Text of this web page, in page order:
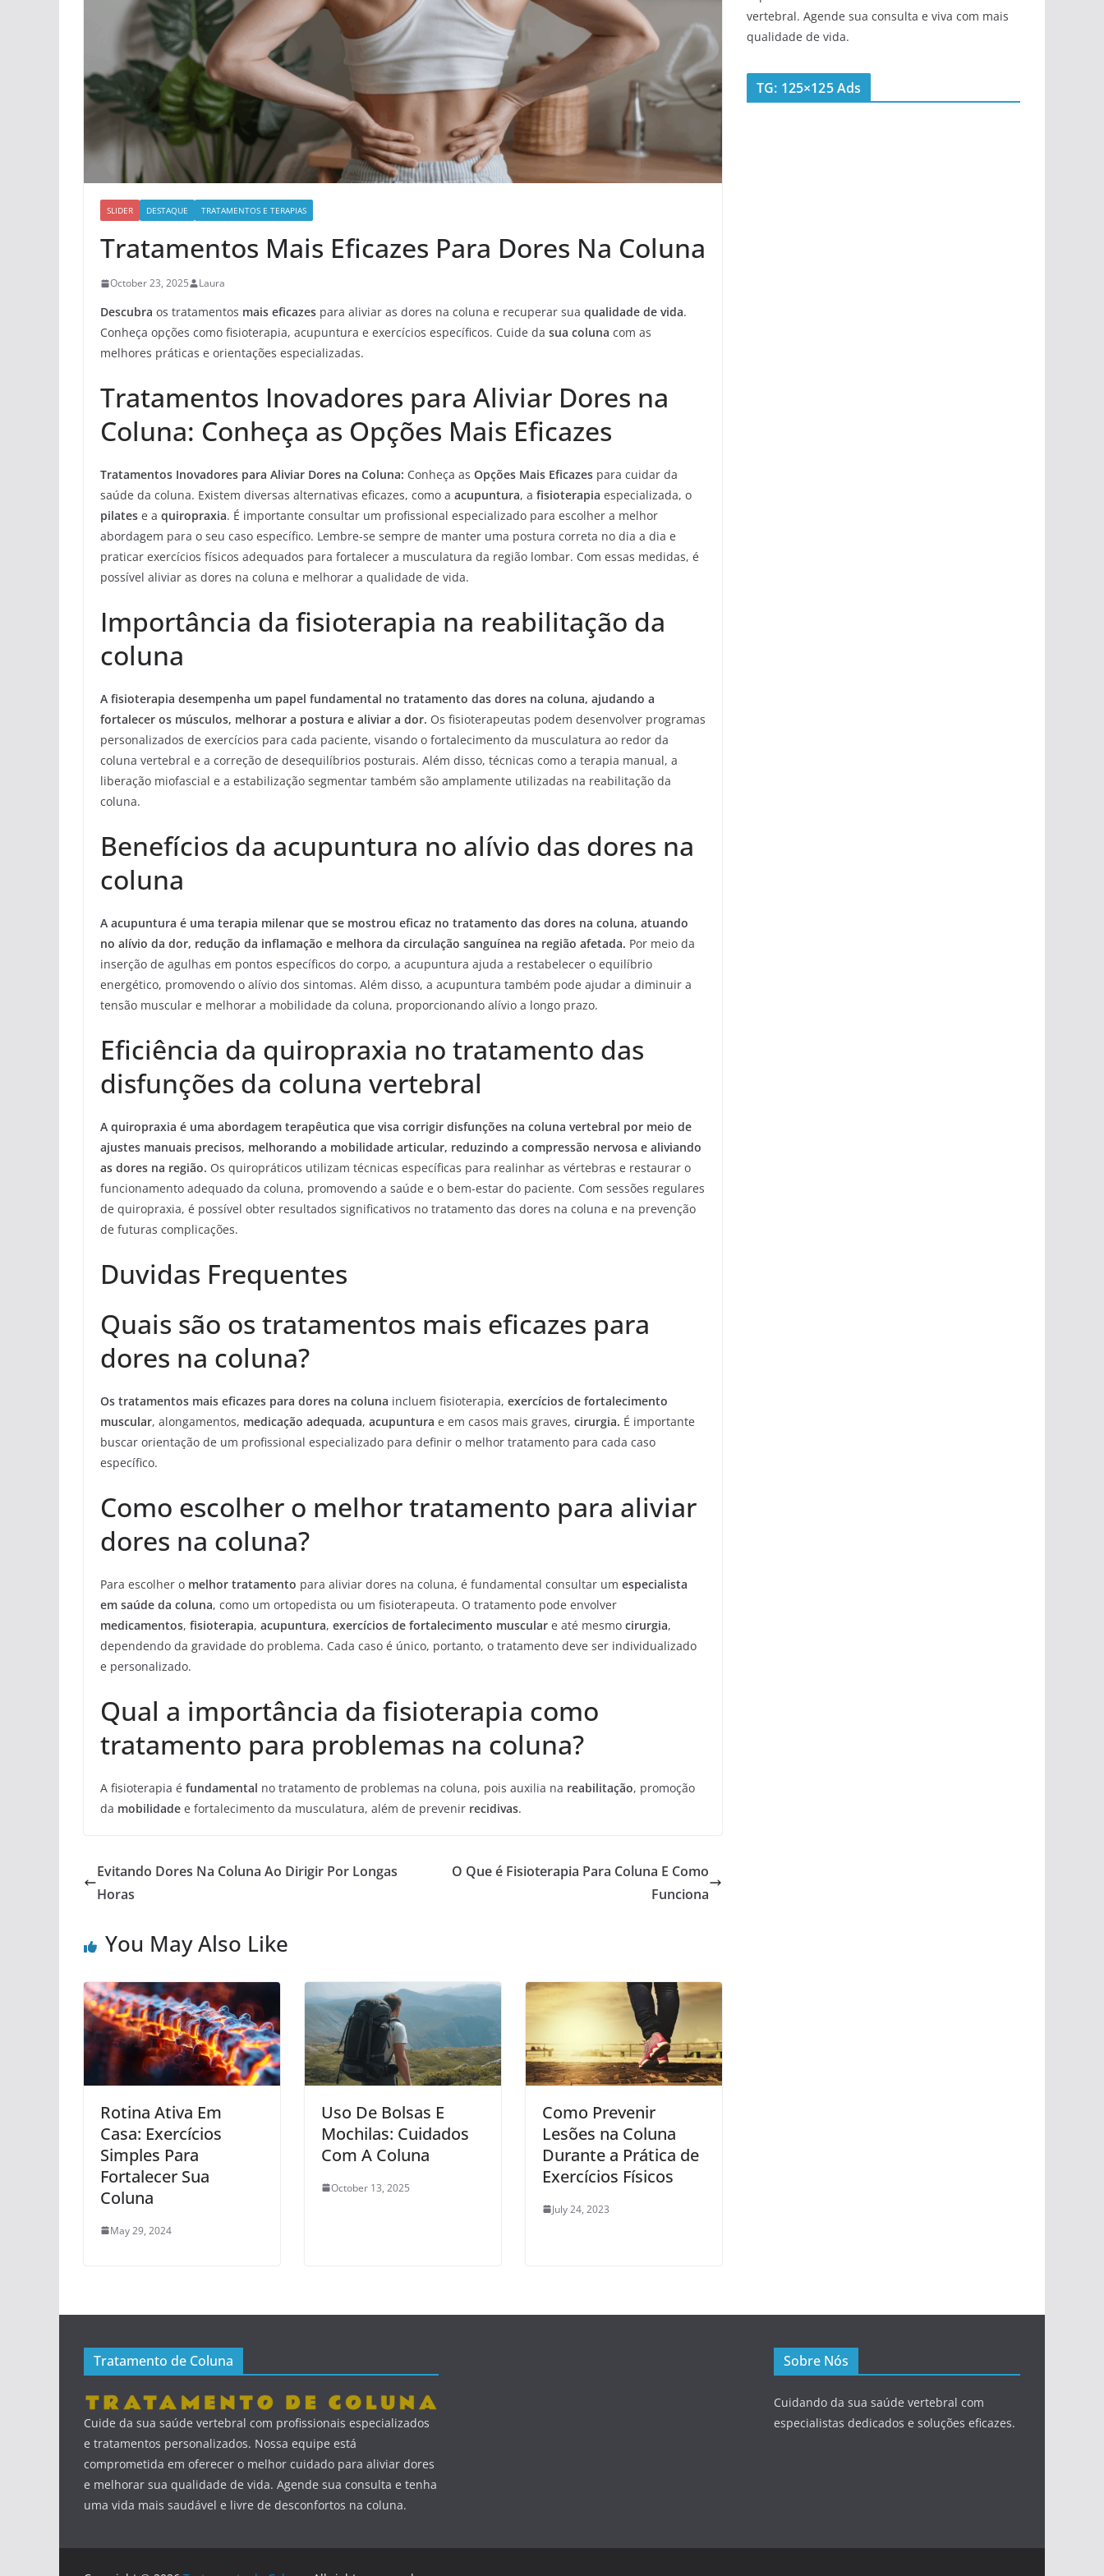
SLIDER DESTAQUE TRATAMENTOS E TERAPIAS
Tratamentos Mais Eficazes Para Dores Na Coluna
October 23, 2025 Laura
Descubra os tratamentos mais eficazes para aliviar as dores na coluna e recuperar sua qualidade de vida.
Conheça opções como fisioterapia, acupuntura e exercícios específicos. Cuide da sua coluna com as
melhores práticas e orientações especializadas.
Tratamentos Inovadores para Aliviar Dores na
Coluna: Conheça as Opções Mais Eficazes
Tratamentos Inovadores para Aliviar Dores na Coluna: Conheça as Opções Mais Eficazes para cuidar da
saúde da coluna. Existem diversas alternativas eficazes, como a acupuntura, a fisioterapia especializada, o
pilates e a quiropraxia. É importante consultar um profissional especializado para escolher a melhor
abordagem para o seu caso específico. Lembre-se sempre de manter uma postura correta no dia a dia e
praticar exercícios físicos adequados para fortalecer a musculatura da região lombar. Com essas medidas, é
possível aliviar as dores na coluna e melhorar a qualidade de vida.
Importância da fisioterapia na reabilitação da
coluna
A fisioterapia desempenha um papel fundamental no tratamento das dores na coluna, ajudando a
fortalecer os músculos, melhorar a postura e aliviar a dor. Os fisioterapeutas podem desenvolver programas
personalizados de exercícios para cada paciente, visando o fortalecimento da musculatura ao redor da
coluna vertebral e a correção de desequilíbrios posturais. Além disso, técnicas como a terapia manual, a
liberação miofascial e a estabilização segmentar também são amplamente utilizadas na reabilitação da
coluna.
Benefícios da acupuntura no alívio das dores na
coluna
A acupuntura é uma terapia milenar que se mostrou eficaz no tratamento das dores na coluna, atuando
no alívio da dor, redução da inflamação e melhora da circulação sanguínea na região afetada. Por meio da
inserção de agulhas em pontos específicos do corpo, a acupuntura ajuda a restabelecer o equilíbrio
energético, promovendo o alívio dos sintomas. Além disso, a acupuntura também pode ajudar a diminuir a
tensão muscular e melhorar a mobilidade da coluna, proporcionando alívio a longo prazo.
Eficiência da quiropraxia no tratamento das
disfunções da coluna vertebral
A quiropraxia é uma abordagem terapêutica que visa corrigir disfunções na coluna vertebral por meio de
ajustes manuais precisos, melhorando a mobilidade articular, reduzindo a compressão nervosa e aliviando
as dores na região. Os quiropráticos utilizam técnicas específicas para realinhar as vértebras e restaurar o
funcionamento adequado da coluna, promovendo a saúde e o bem-estar do paciente. Com sessões regulares
de quiropraxia, é possível obter resultados significativos no tratamento das dores na coluna e na prevenção
de futuras complicações.
Duvidas Frequentes
Quais são os tratamentos mais eficazes para
dores na coluna?
Os tratamentos mais eficazes para dores na coluna incluem fisioterapia, exercícios de fortalecimento
muscular, alongamentos, medicação adequada, acupuntura e em casos mais graves, cirurgia. É importante
buscar orientação de um profissional especializado para definir o melhor tratamento para cada caso
específico.
Como escolher o melhor tratamento para aliviar
dores na coluna?
Para escolher o melhor tratamento para aliviar dores na coluna, é fundamental consultar um especialista
em saúde da coluna, como um ortopedista ou um fisioterapeuta. O tratamento pode envolver
medicamentos, fisioterapia, acupuntura, exercícios de fortalecimento muscular e até mesmo cirurgia,
dependendo da gravidade do problema. Cada caso é único, portanto, o tratamento deve ser individualizado
e personalizado.
Qual a importância da fisioterapia como
tratamento para problemas na coluna?
A fisioterapia é fundamental no tratamento de problemas na coluna, pois auxilia na reabilitação, promoção
da mobilidade e fortalecimento da musculatura, além de prevenir recidivas.
Evitando Dores Na Coluna Ao Dirigir Por Longas
Horas
O Que é Fisioterapia Para Coluna E Como
Funciona
You May Also Like
Rotina Ativa Em
Casa: Exercícios
Simples Para
Fortalecer Sua
Coluna
May 29, 2024
Uso De Bolsas E
Mochilas: Cuidados
Com A Coluna
October 13, 2025
Como Prevenir
Lesões na Coluna
Durante a Prática de
Exercícios Físicos
July 24, 2023
vertebral. Agende sua consulta e viva com mais
qualidade de vida.
TG: 125×125 Ads
Tratamento de Coluna
Cuide da sua saúde vertebral com profissionais especializados
e tratamentos personalizados. Nossa equipe está
comprometida em oferecer o melhor cuidado para aliviar dores
e melhorar sua qualidade de vida. Agende sua consulta e tenha
uma vida mais saudável e livre de desconfortos na coluna.
Sobre Nós
Cuidando da sua saúde vertebral com
especialistas dedicados e soluções eficazes.